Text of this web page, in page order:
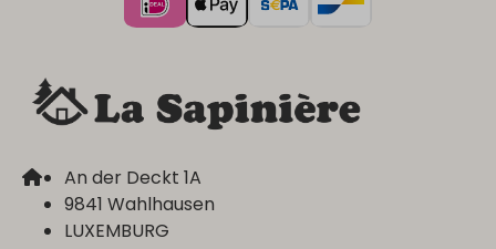
An der Deckt 1A
9841 Wahlhausen
LUXEMBURG